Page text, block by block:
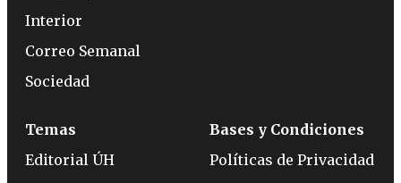
Interior
Correo Semanal
Sociedad
Temas
Editorial ÚH
Bases y Condiciones
Políticas de Privacidad